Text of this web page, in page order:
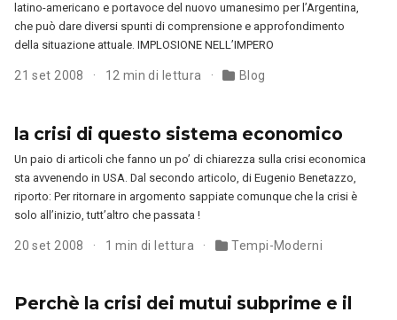
latino-americano e portavoce del nuovo umanesimo per l’Argentina,
che può dare diversi spunti di comprensione e approfondimento
della situazione attuale. IMPLOSIONE NELL’IMPERO
21 set 2008 12 min di lettura Blog
la crisi di questo sistema economico
Un paio di articoli che fanno un po’ di chiarezza sulla crisi economica
sta avvenendo in USA. Dal secondo articolo, di Eugenio Benetazzo,
riporto: Per ritornare in argomento sappiate comunque che la crisi è
solo all’inizio, tutt’altro che passata !
20 set 2008 1 min di lettura Tempi-Moderni
Perchè la crisi dei mutui subprime e il